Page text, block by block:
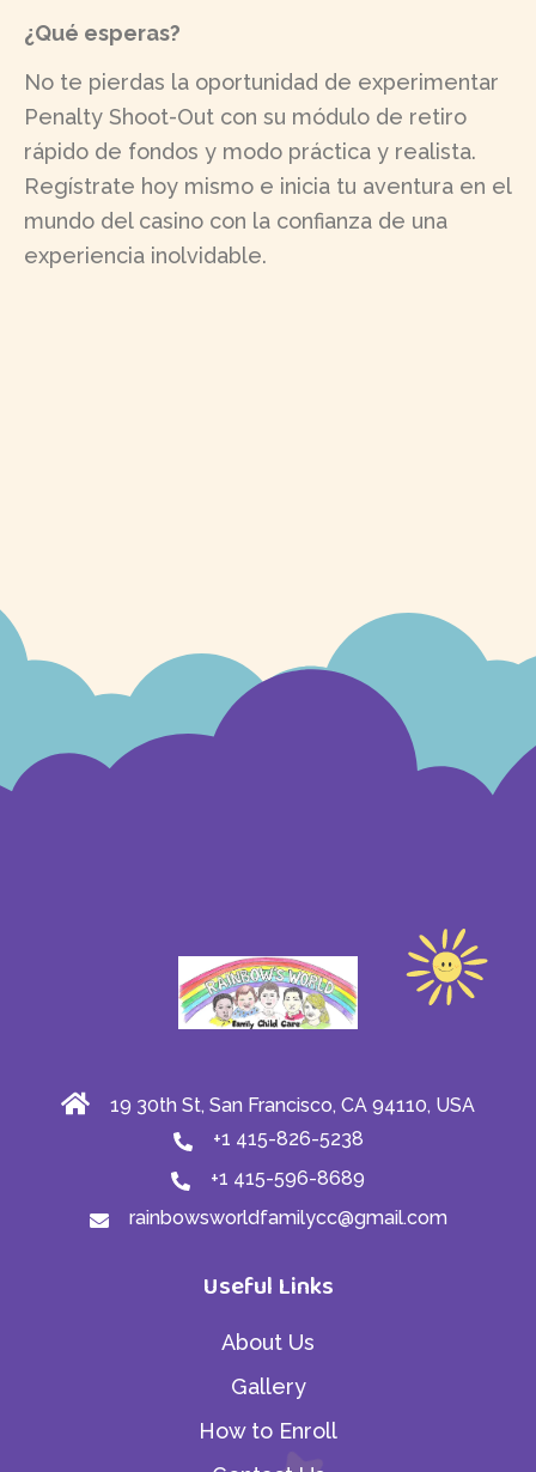
¿Qué esperas?
No te pierdas la oportunidad de experimentar
Penalty Shoot-Out con su módulo de retiro
rápido de fondos y modo práctica y realista.
Regístrate hoy mismo e inicia tu aventura en el
mundo del casino con la confianza de una
experiencia inolvidable.
19 30th St, San Francisco, CA 94110, USA
+1 415-826-5238
+1 415-596-8689
rainbowsworldfamilycc@gmail.com
Useful Links
About Us
Gallery
How to Enroll